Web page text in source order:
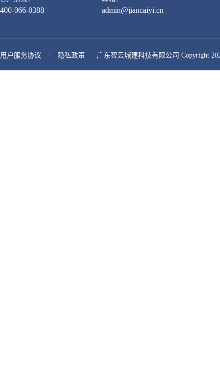
400-066-0388 admin@jiancaiyi.cn
用户服务协议 隐私政策 广东智云城建科技有限公司 Copyright